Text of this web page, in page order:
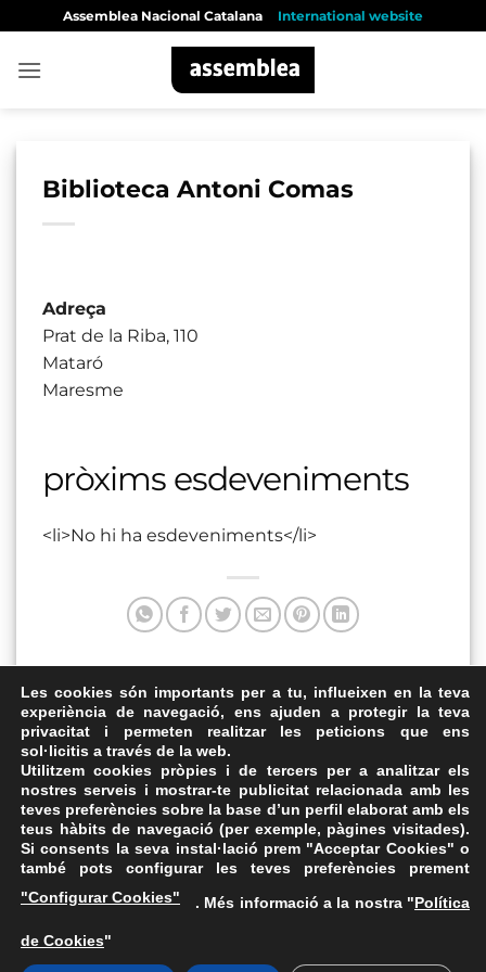
content
Assemblea Nacional Catalana International website
Biblioteca Antoni Comas
Adreça
Prat de la Riba, 110
Mataró
Maresme
pròxims esdeveniments
<li>No hi ha esdeveniments</li>
Aquesta entrada va ser publicada a . Marqui com a favorit
elEnllaç permanent.
Espai Gatassa Plaça Santa Anna
FAQs
ASSEMBLEA NACIONAL CATALANA
Carrer de la Marina, 315, 08025 Barcelona · 93 347 17 14
Les cookies són importants per a tu, influeixen en la teva
experiència de navegació, ens ajuden a protegir la teva
privacitat i permeten realitzar les peticions que ens
sol·licitis a través de la web.
Utilitzem cookies pròpies i de tercers per a analitzar els
nostres serveis i mostrar-te publicitat relacionada amb les
teves preferències sobre la base d’un perfil elaborat amb els
teus hàbits de navegació (per exemple, pàgines visitades).
Si consents la seva instal·lació prem "Acceptar Cookies" o
també pots configurar les teves preferències prement
"Configurar Cookies"
. Més informació a la nostra "Política
de Cookies"